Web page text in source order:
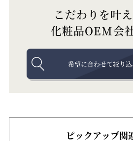
こだわりを叶
化粧品OEM会
希望に合わせて絞り
ピックアップ関